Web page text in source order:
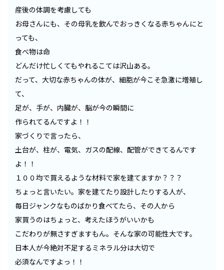
産後の体調を考慮しても
お母さんにも、その母乳を飲んでおっきくなる赤ちゃんにと
っても、
食べ物は命
どんだけ忙しくてもやれるこては沢山ある。
だって、大切な赤ちゃんの体が、細胞が今こそ急激に増殖し
て、
足が、手が、内臓が、脳が今の瞬間に
作られてるんですよ！！
家づくりで言ったら、
土台が、柱が、電気、ガスの配線、配管ができてるんです
よ！！
１００均で買えるような材料で家を建てますか？？？
ちょっと言いたい。家を建てたり設計したりする人が、
毎日ジャンクなものばかり食べてたら、その人から
家買うのはちょっと、考えたほうがいいかも
こだわりが無さすぎますもん。そんな家の可能性大です。
日本人が今絶対不足するミネラル分は大切で
必須なんですよっ！！